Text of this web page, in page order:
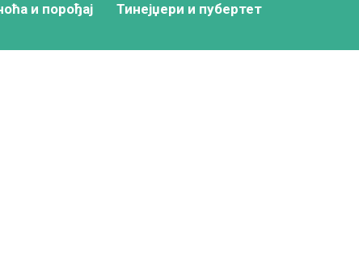
и порођај Тинејџери и пубертет